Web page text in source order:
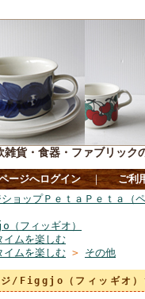
雑貨・食器・ファブリック
ージへログイン ｜ ご利
ョップＰｅｔａＰｅｔａ（
フィッギオ）
イムを楽しむ
イムを楽しむ > その他
ジ/Figgjo（フィッギ